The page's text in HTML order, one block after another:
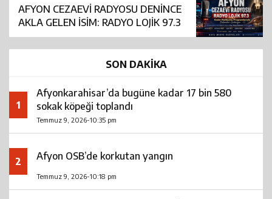
AFYON CEZAEVİ RADYOSU DENİNCE
AKLA GELEN İSİM: RADYO LOJİK 97.3
SON DAKİKA
1
Afyonkarahisar’da bugüne kadar 17 bin 580
sokak köpeği toplandı
Temmuz 9, 2026-10:35 pm
2 Afyon OSB’de korkutan yangın
Temmuz 9, 2026-10:18 pm